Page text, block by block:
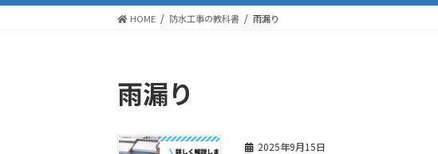
バリュープラスキャンペーン
HOME 防水工事の教科書 雨漏り
雨漏り
2025年9月15日